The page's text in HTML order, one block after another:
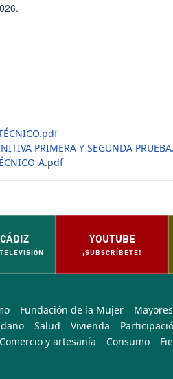
PRIMERA Y SEGUNDA
A.pdf
YOUTUBE
¡SUBSCRÍBETE!
Fundación de la Mujer Mayores
Salud Vivienda
Comercio y artesanía Consumo